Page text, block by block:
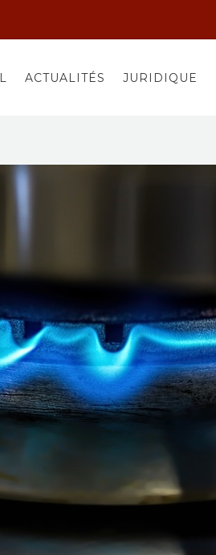
ACTUALITÉS JURIDIQUE